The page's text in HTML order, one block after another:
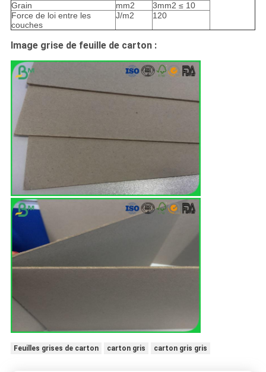
Grain
mm2
3mm2 ≤ 10
Force de loi entre les
couches
J/m2 120
Image grise de feuille de carton :
Feuilles grises de carton carton gris carton gris gris